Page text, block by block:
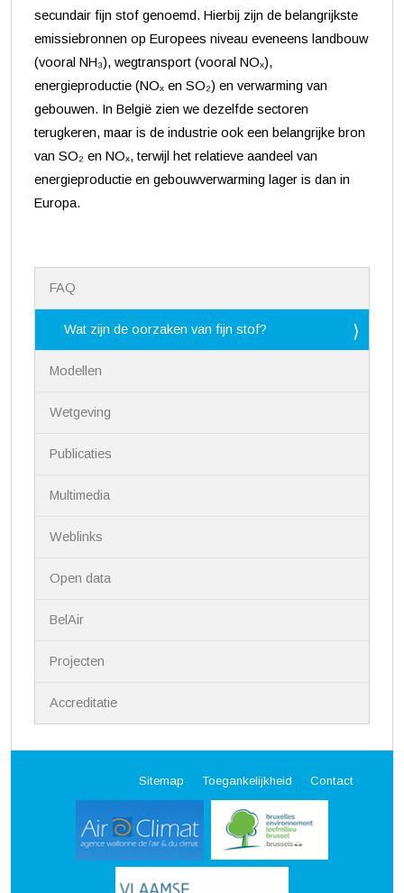
secundair fijn stof genoemd. Hierbij zijn de belangrijkste
emissiebronnen op Europees niveau eveneens landbouw
(vooral NH₃), wegtransport (vooral NOₓ),
energieproductie (NOₓ en SO₂) en verwarming van
gebouwen. In België zien we dezelfde sectoren
terugkeren, maar is de industrie ook een belangrijke bron
van SO₂ en NOₓ, terwijl het relatieve aandeel van
energieproductie en gebouwverwarming lager is dan in
Europa.
v
FAQ
Wat zijn de oorzaken van fijn stof?
Modellen
Wetgeving
Publicaties
Multimedia
Weblinks
Open data
BelAir
Projecten
Accreditatie
Sitemap Toegankelijkheid Contact